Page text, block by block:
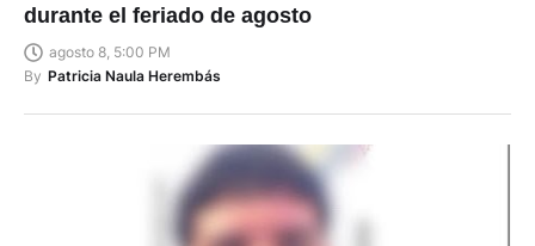
durante el feriado de agosto
agosto 8, 5:00 PM
By Patricia Naula Herembás